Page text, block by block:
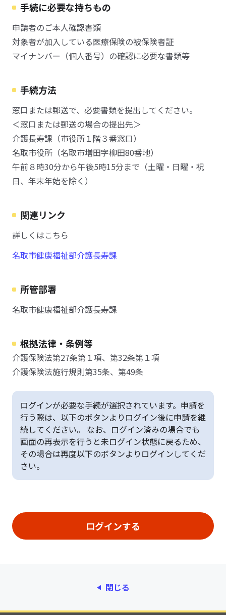
手続に必要な持ちもの
申請者のご本人確認書類
対象者が加入している医療保険の被保険者証
マイナンバー（個人番号）の確認に必要な書類等
手続方法
窓口または郵送で、必要書類を提出してください。
＜窓口または郵送の場合の提出先＞
介護長寿課（市役所１階３番窓口）
名取市役所（名取市増田字柳田80番地）
午前８時30分から午後5時15分まで（土曜・日曜・祝
日、年末年始を除く）
関連リンク
詳しくはこちら
名取市健康福祉部介護長寿課
所管部署
名取市健康福祉部介護長寿課
根拠法律・条例等
介護保険法第27条第１項、第32条第１項
介護保険法施行規則第35条、第49条
ログインが必要な手続が選択されています。申請を
行う際は、以下のボタンよりログイン後に申請を継
続してください。 なお、ログイン済みの場合でも
画面の再表示を行うと未ログイン状態に戻るため、
その場合は再度以下のボタンよりログインしてくだ
さい。
閉じる